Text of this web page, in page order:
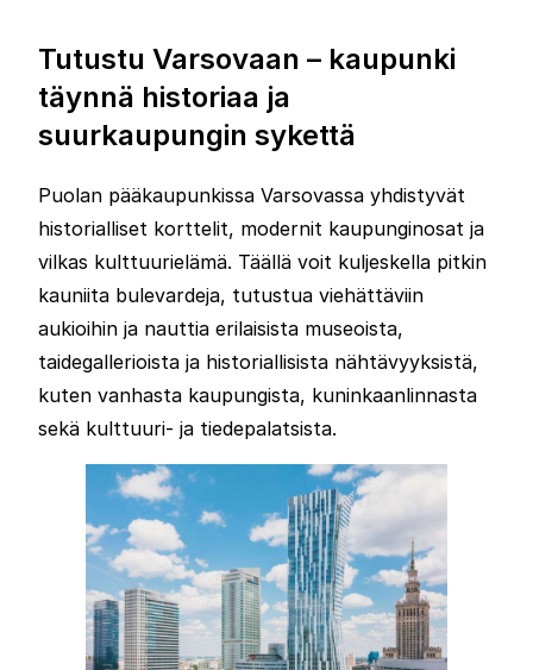
Tutustu Varsovaan – kaupunki
täynnä historiaa ja
suurkaupungin sykettä
Puolan pääkaupunkissa Varsovassa yhdistyvät
historialliset korttelit, modernit kaupunginosat ja
vilkas kulttuurielämä. Täällä voit kuljeskella pitkin
kauniita bulevardeja, tutustua viehättäviin
aukioihin ja nauttia erilaisista museoista,
taidegallerioista ja historiallisista nähtävyyksistä,
kuten vanhasta kaupungista, kuninkaanlinnasta
sekä kulttuuri- ja tiedepalatsista.